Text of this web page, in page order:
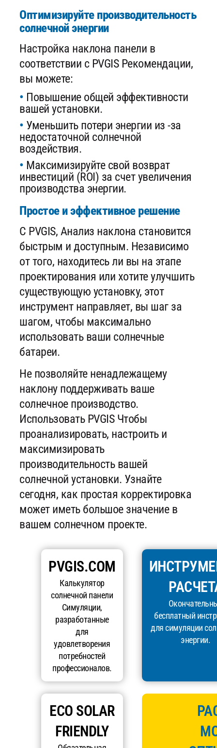
Оптимизируйте производительность
солнечной энергии
Настройка наклона панели в
соответствии с PVGIS Рекомендации,
вы можете:
Повышение общей эффективности
вашей установки.
Уменьшить потери энергии из -за
недостаточной солнечной
воздействия.
Максимизируйте свой возврат
инвестиций (ROI) за счет увеличения
производства энергии.
Простое и эффективное решение
С PVGIS, Анализ наклона становится
быстрым и доступным. Независимо
от того, находитесь ли вы на этапе
проектирования или хотите улучшить
существующую установку, этот
инструмент направляет, вы шаг за
шагом, чтобы максимально
использовать ваши солнечные
батареи.
Не позволяйте ненадлежащему
наклону поддерживать ваше
солнечное производство.
Использовать PVGIS Чтобы
проанализировать, настроить и
максимизировать
производительность вашей
солнечной установки. Узнайте
сегодня, как простая корректировка
может иметь большое значение в
вашем солнечном проекте.
PVGIS.COM
Калькулятор
солнечной панели
Симуляции,
разработанные
для
удовлетворения
потребностей
профессионалов.
бесплатный
для симуляции
энергии.
ECO SOLAR
FRIENDLY